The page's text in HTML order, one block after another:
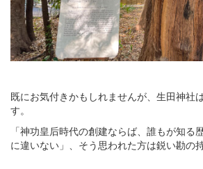
既にお気付きかもしれませんが、生田神社
す。
「神功皇后時代の創建ならば、誰もが知る
に違いない」、そう思われた方は鋭い勘の持